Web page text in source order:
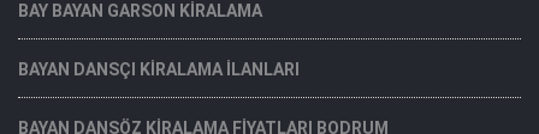
BAY BAYAN GARSON KİRALAMA
BAYAN DANSÇI KİRALAMA İLANLARI
BAYAN DANSÖZ KİRALAMA FİYATLARI BODRUM